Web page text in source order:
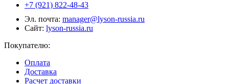
+7 (921) 822-48-43
Эл. почта: manager@lyson-russia.ru
Сайт: lyson-russia.ru
Покупателю:
Оплата
Доставка
Расчет доставки